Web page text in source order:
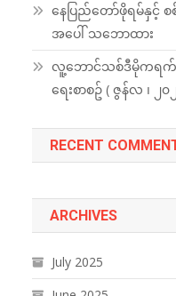
နေပြည်တော်ဖိုရမ်နှင့်
အပေါ် သဘောထား
လူ့ဘောင်သစ်ဒီမိုကရက်
ရေးစာစဥ် ( ဇွန်လ ၊ ၂
RECENT
ARCHIVES
July 2025